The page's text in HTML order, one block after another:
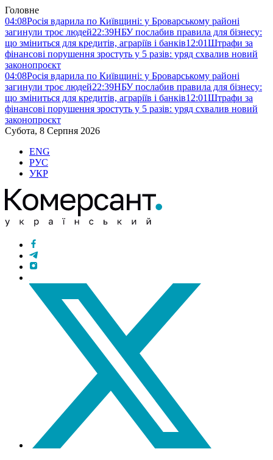
Головне
04:08Росія вдарила по Київщині: у Броварському районі
загинули троє людей22:39НБУ послабив правила для бізнесу:
що зміниться для кредитів, аграріїв і банків12:01Штрафи за
фінансові порушення зростуть у 5 разів: уряд схвалив новий
законопроєкт
04:08Росія вдарила по Київщині: у Броварському районі
загинули троє людей22:39НБУ послабив правила для бізнесу:
що зміниться для кредитів, аграріїв і банків12:01Штрафи за
фінансові порушення зростуть у 5 разів: уряд схвалив новий
законопроєкт
Субота, 8 Серпня 2026
ENG
РУС
УКР